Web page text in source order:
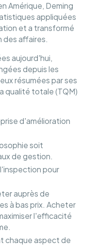
Amérique, Deming
appliquées
et a transformé
affaires.
aujourd'hui,
depuis les
résumées par ses
qualité totale (TQM)
d'amélioration
soit
de gestion.
pour
auprès de
à bas prix. Acheter
l'efficacité
chaque aspect de